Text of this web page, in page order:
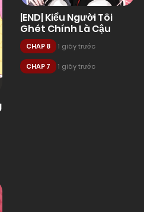
|END| Kiểu Người Tôi
Ghét Chính Là Cậu
CHAP 8 1 giây trước
CHAP 7 1 giây trước